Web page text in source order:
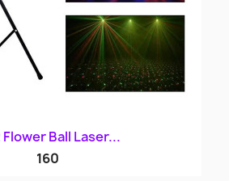
Flower Ball Laser...
160